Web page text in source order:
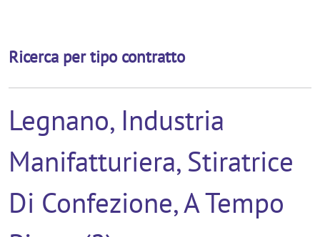
Ricerca per tipo contratto
Legnano, Industria
Manifatturiera, Stiratrice
Di Confezione, A Tempo